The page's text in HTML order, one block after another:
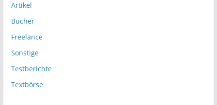
Artikel
Bücher
Freelance
Sonstige
Testberichte
Textbörse